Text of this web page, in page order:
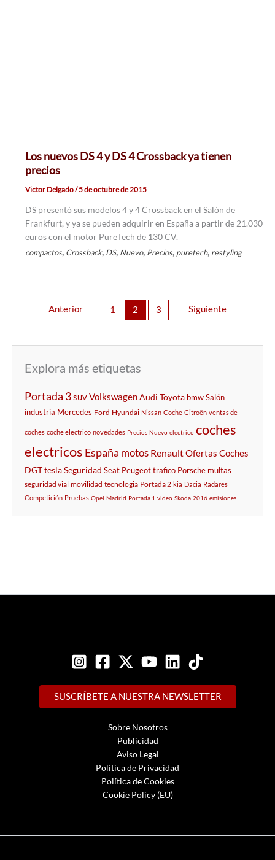
Los nuevos DS 4 y DS 4 Crossback ya tienen
precios
Victor Delgado/5 de octubre de 2015
DS presentó sus modelos 4 y 4 Crossback en el Salón de
Frankfurt, y ya se pueden adquirir en España a partir de 21.030
euros con el motor PureTech de 130 CV.
compactos, Crossback, DS, Nuevo, Precios, puretech, restyling
Anterior 1 2 3 Siguiente
Explora más etiquetas
Portada 3suvVolkswagenAudi Toyota bmwSalón
industria Mercedes Ford Hyundai Nissan Coche Citroën ventas de
coches coche electrico novedades Precios Nuevo electrico coches
electricos España motos RenaultOfertas Coches
DGTteslaSeguridad Seat Peugeottrafico Porsche multas
seguridad vial movilidad tecnologia Portada 2 kia Dacia Radares
Competición Pruebas Opel Madrid Portada 1 video Skoda 2016 emisiones
SUSCRÍBETE A NUESTRA NEWSLETTER
Sobre Nosotros
Publicidad
Aviso Legal
Política de Privacidad
Política de Cookies
Cookie Policy (EU)